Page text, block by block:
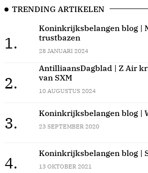
TRENDING ARTIKELEN
1.
Koninkrijksbelangen blog |
trustbazen
28 JANUARI 2024
2.
AntilliaansDagblad | Z Air
van SXM
10 AUGUSTUS 2024
3.
Koninkrijksbelangen blog |
23 SEPTEMBER 2020
4.
Koninkrijksbelangen blog |
13 OKTOBER 2021